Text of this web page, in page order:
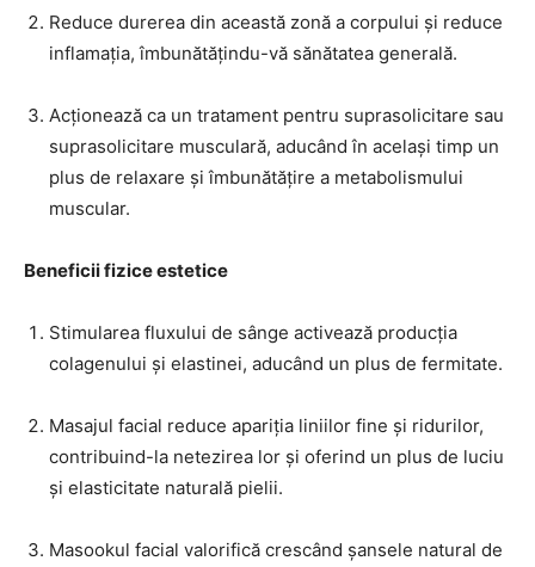
Reduce durerea din această zonă a corpului și reduce
inflamația, îmbunătățindu-vă sănătatea generală.
Acționează ca un tratament pentru suprasolicitare sau
suprasolicitare musculară, aducând în același timp un
plus de relaxare și îmbunătățire a metabolismului
muscular.
Beneficii fizice estetice
Stimularea fluxului de sânge activează producția
colagenului și elastinei, aducând un plus de fermitate.
Masajul facial reduce apariția liniilor fine și ridurilor,
contribuind-la netezirea lor și oferind un plus de luciu
și elasticitate naturală pielii.
Masookul facial valorifică crescând șansele natural de